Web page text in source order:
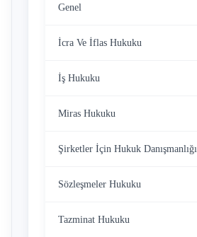
Genel
İcra Ve İflas Hukuku
İş Hukuku
Miras Hukuku
Şirketler İçin Hukuk Danışmanlığı
Sözleşmeler Hukuku
Tazminat Hukuku